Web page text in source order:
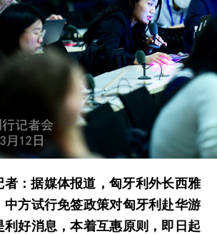
者：据媒体报道，匈牙利外长西雅
中方试行免签政策对匈牙利赴华游
利好消息，本着互惠原则，即日起